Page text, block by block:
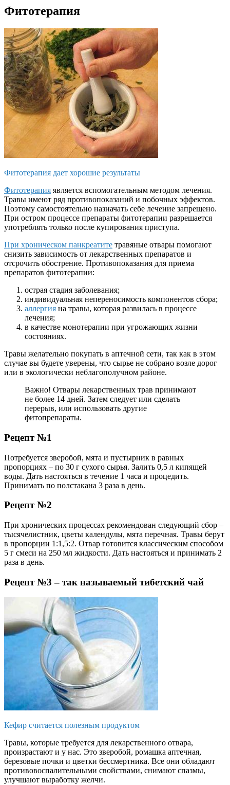
Фитотерапия
Фитотерапия дает хорошие результаты
Фитотерапия является вспомогательным методом лечения.
Травы имеют ряд противопоказаний и побочных эффектов.
Поэтому самостоятельно назначать себе лечение запрещено.
При остром процессе препараты фитотерапии разрешается
употреблять только после купирования приступа.
При хроническом панкреатите травяные отвары помогают
снизить зависимость от лекарственных препаратов и
отсрочить обострение. Противопоказания для приема
препаратов фитотерапии:
острая стадия заболевания;
индивидуальная непереносимость компонентов сбора;
аллергия на травы, которая развилась в процессе
лечения;
в качестве монотерапии при угрожающих жизни
состояниях.
Травы желательно покупать в аптечной сети, так как в этом
случае вы будете уверены, что сырье не собрано возле дорог
или в экологически неблагополучном районе.
Важно! Отвары лекарственных трав принимают
не более 14 дней. Затем следует или сделать
перерыв, или использовать другие
фитопрепараты.
Рецепт №1
Потребуется зверобой, мята и пустырник в равных
пропорциях – по 30 г сухого сырья. Залить 0,5 л кипящей
воды. Дать настояться в течение 1 часа и процедить.
Принимать по полстакана 3 раза в день.
Рецепт №2
При хронических процессах рекомендован следующий сбор –
тысячелистник, цветы календулы, мята перечная. Травы берут
в пропорции 1:1,5:2. Отвар готовится классическим способом
5 г смеси на 250 мл жидкости. Дать настояться и принимать 2
раза в день.
Рецепт №3 – так называемый тибетский чай
Кефир считается полезным продуктом
Травы, которые требуется для лекарственного отвара,
произрастают и у нас. Это зверобой, ромашка аптечная,
березовые почки и цветки бессмертника. Все они обладают
противовоспалительными свойствами, снимают спазмы,
улучшают выработку желчи.